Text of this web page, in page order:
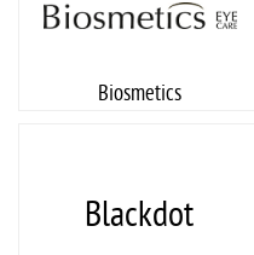
Biosmetics
Blackdot